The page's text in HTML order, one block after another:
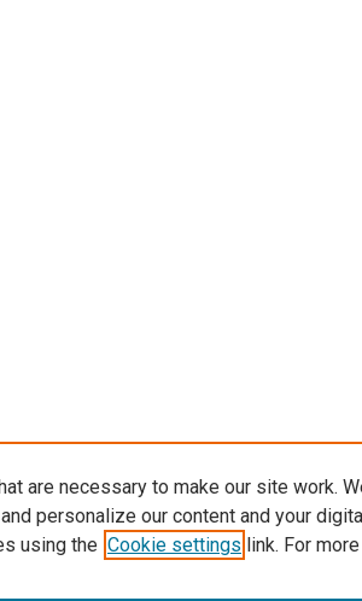
are necessary to make our site work.
personalize our content and your
using the Cookie settings link. For